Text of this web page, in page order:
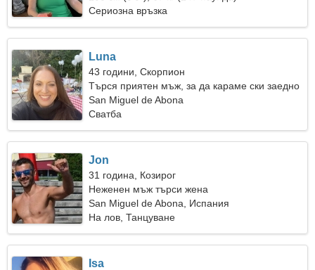
Сериозна връзка
Luna
43 години, Скорпион
Търся приятен мъж, за да караме ски заедно
San Miguel de Abona
Сватба
Jon
31 година, Козирог
Неженен мъж търси жена
San Miguel de Abona, Испания
На лов, Танцуване
Isa